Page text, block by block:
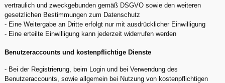
vertraulich und zweckgebunden gemäß DSGVO sowie den weiteren
gesetzlichen Bestimmungen zum Datenschutz
- Eine Weitergabe an Dritte erfolgt nur mit ausdrücklicher Einwilligung
- Eine erteilte Einwilligung kann jederzeit widerrufen werden
Benutzeraccounts und kostenpflichtige Dienste
- Bei der Registrierung, beim Login und bei Verwendung des
Benutzeraccounts, sowie allgemein bei Nutzung von kostenpflichtigen